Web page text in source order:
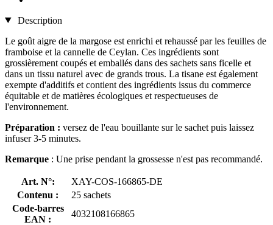
Description
Le goût aigre de la margose est enrichi et rehaussé par les feuilles de
framboise et la cannelle de Ceylan. Ces ingrédients sont
grossièrement coupés et emballés dans des sachets sans ficelle et
dans un tissu naturel avec de grands trous. La tisane est également
exempte d'additifs et contient des ingrédients issus du commerce
équitable et de matières écologiques et respectueuses de
l'environnement.
Préparation : versez de l'eau bouillante sur le sachet puis laissez
infuser 3-5 minutes.
Remarque : Une prise pendant la grossesse n'est pas recommandé.
Art. N°:
XAY-COS-166865-DE
Contenu :
25 sachets
Code-barres
EAN :
4032108166865